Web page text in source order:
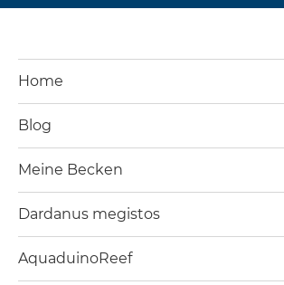
Home
Blog
Meine Becken
Dardanus megistos
AquaduinoReef